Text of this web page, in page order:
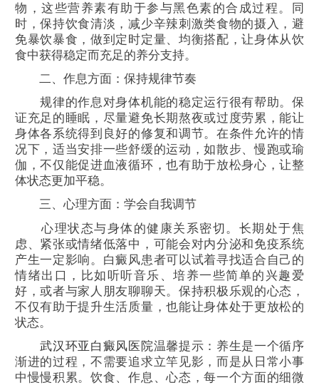
物，这些营养素有助于参与黑色素的合成过程。同
时，保持饮食清淡，减少辛辣刺激类食物的摄入，避
免暴饮暴食，做到定时定量、均衡搭配，让身体从饮
食中获得稳定而充足的养分支持。
二、作息方面：保持规律节奏
规律的作息对身体机能的稳定运行很有帮助。保
证充足的睡眠，尽量避免长期熬夜或过度劳累，能让
身体各系统得到良好的修复和调节。在条件允许的情
况下，适当安排一些舒缓的运动，如散步、慢跑或瑜
伽，不仅能促进血液循环，也有助于放松身心，让整
体状态更加平稳。
三、心理方面：学会自我调节
心理状态与身体的健康关系密切。长期处于焦
虑、紧张或情绪低落中，可能会对内分泌和免疫系统
产生一定影响。白癜风患者可以试着寻找适合自己的
情绪出口，比如听听音乐、培养一些简单的兴趣爱
好，或者与家人朋友聊聊天。保持积极乐观的心态，
不仅有助于提升生活质量，也能让身体处于更放松的
状态。
武汉环亚白癜风医院温馨提示：养生是一个循序
渐进的过程，不需要追求立竿见影，而是从日常小事
中慢慢积累。饮食、作息、心态，每一个方面的细微